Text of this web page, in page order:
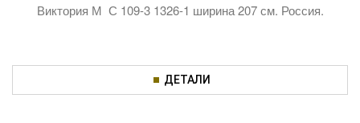
Виктория М С 109-3 1326-1 ширина 207 см. Россия.
ДЕТАЛИ